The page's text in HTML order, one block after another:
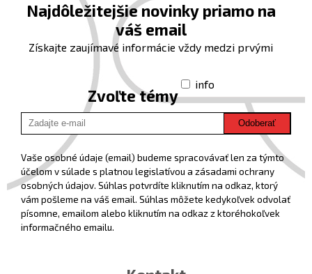
Najdôležitejšie novinky priamo na
váš email
Získajte zaujímavé informácie vždy medzi prvými
Zvoľte témy
info
Odoberať
Vaše osobné údaje (email) budeme spracovávať len za týmto
účelom v súlade s platnou legislatívou a zásadami ochrany
osobných údajov. Súhlas potvrdíte kliknutím na odkaz, ktorý
vám pošleme na váš email. Súhlas môžete kedykoľvek odvolať
písomne, emailom alebo kliknutím na odkaz z ktoréhokoľvek
informačného emailu.